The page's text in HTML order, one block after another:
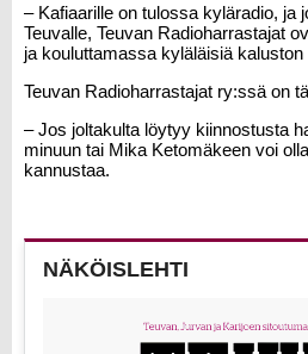
– Kafiaarille on tulossa kyläradio, ja
Teuvalle, Teuvan Radioharrastajat
ja kouluttamassa kyläläisiä
Teuvan Radioharrastajat ry:ssä on
– Jos joltakulta löytyy kiinnostusta
minuun tai Mika Ketomäkeen voi
kannustaa.
NÄKÖISLEHTI